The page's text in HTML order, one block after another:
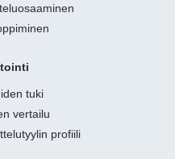
tuki
vertailu
profiili